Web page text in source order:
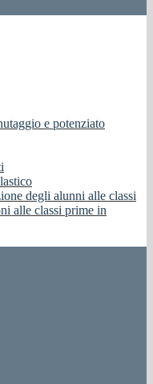
e potenziato
degli alunni alle classi
alle classi prime in